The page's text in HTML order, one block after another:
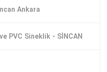
Ankara
PVC Sineklik - SİNCAN